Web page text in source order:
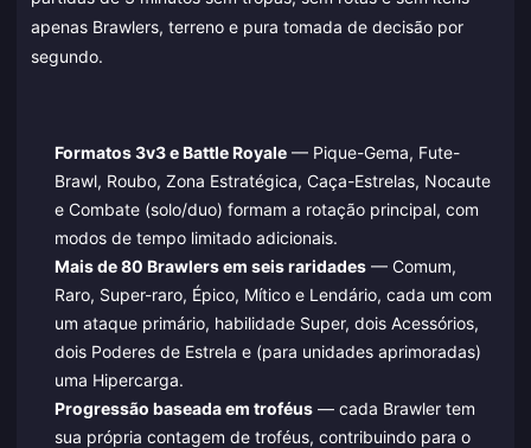
apenas Brawlers, terreno e pura tomada de decisão por
segundo.
Formatos 3v3 e Battle Royale— Pique-Gema, Fute-
Brawl, Roubo, Zona Estratégica, Caça-Estrelas, Nocaute
e Combate (solo/duo) formam a rotação principal, com
modos de tempo limitado adicionais.
Mais de 80 Brawlers em seis raridades— Comum,
Raro, Super-raro, Épico, Mítico e Lendário, cada um com
um ataque primário, habilidade Super, dois Acessórios,
dois Poderes de Estrela e (para unidades aprimoradas)
uma Hipercarga.
Progressão baseada em troféus— cada Brawler tem
sua própria contagem de troféus, contribuindo para o